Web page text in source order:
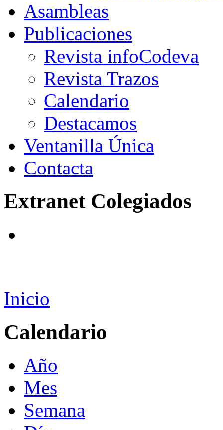
Asambleas
Publicaciones
Revista infoCodeva
Revista Trazos
Calendario
Destacamos
Ventanilla Única
Contacta
Extranet Colegiados
Inicio
Calendario
Año
Mes
Semana